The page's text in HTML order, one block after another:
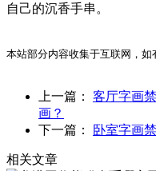
自己的沉香手串。
本站部分内容收集于互联网，如
上一篇： 客厅字画
画？
下一篇：
卧室字画
相关文章